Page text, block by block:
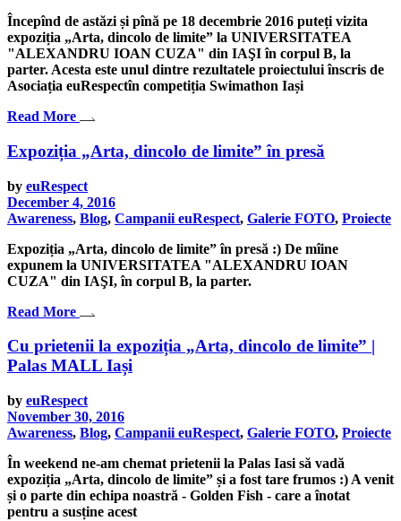
Începînd de astăzi și pînă pe 18 decembrie 2016 puteți vizita
expoziția „Arta, dincolo de limite” la UNIVERSITATEA
"ALEXANDRU IOAN CUZA" din IAŞI în corpul B, la
parter. Acesta este unul dintre rezultatele proiectului înscris de
Asociația euRespectîn competiția Swimathon Iași
Read More
Expoziția „Arta, dincolo de limite” în presă
by euRespect
December 4, 2016
Awareness, Blog, Campanii euRespect, Galerie FOTO, Proiecte
Expoziția „Arta, dincolo de limite” în presă :) De mîine
expunem la UNIVERSITATEA "ALEXANDRU IOAN
CUZA" din IAŞI, în corpul B, la parter.
Read More
Cu prietenii la expoziția „Arta, dincolo de limite” |
Palas MALL Iași
by euRespect
November 30, 2016
Awareness, Blog, Campanii euRespect, Galerie FOTO, Proiecte
În weekend ne-am chemat prietenii la Palas Iasi să vadă
expoziția „Arta, dincolo de limite” și a fost tare frumos :) A venit
și o parte din echipa noastră - Golden Fish - care a înotat
pentru a susține acest